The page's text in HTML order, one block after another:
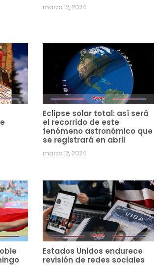
marzo 12, 2024
Eclipse solar total: así será
el recorrido de este
fenómeno astronómico que
se registrará en abril
marzo 12, 2024
Estados Unidos endurece
revisión de redes sociales